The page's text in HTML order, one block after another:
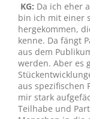
KG: Da ich eher
bin ich mit einer
hergekommen,
kenne. Da fängt
aus dem
werden. Aber es
aus spezifischen
mir stark
Teilhabe und